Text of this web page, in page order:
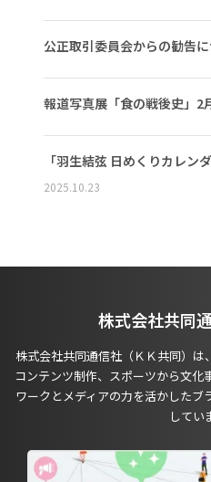
公正取引委員会からの勧告
報道写真展「食の戦後史」2
「羽生結弦 日めくりカレン
2025.10.23
株式会社共同
株式会社共同通信社（ＫＫ共同）は
コンテンツ制作、スポーツから文化
ワークとメディアの力を活かしたブ
してい